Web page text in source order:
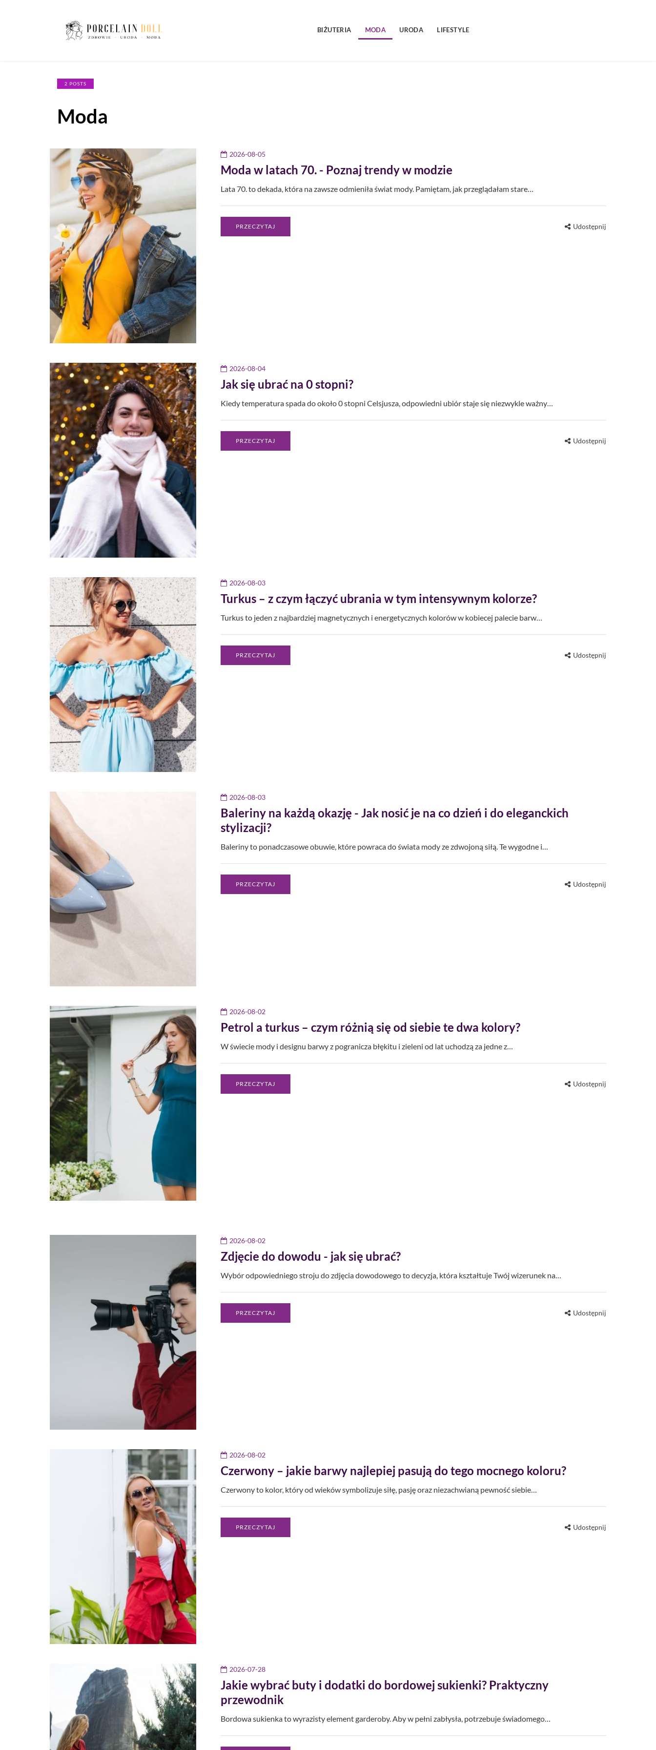
BIŻUTERIA MODA URODA LIFESTYLE
2 POSTS
Moda
2026-08-05
Moda w latach 70. - Poznaj trendy w modzie
Lata 70. to dekada, która na zawsze odmieniła świat mody. Pamiętam, jak przeglądałam stare…
PRZECZYTAJ Udostępnij
2026-08-04
Jak się ubrać na 0 stopni?
Kiedy temperatura spada do około 0 stopni Celsjusza, odpowiedni ubiór staje się niezwykle ważny…
PRZECZYTAJ Udostępnij
2026-08-03
Turkus – z czym łączyć ubrania w tym intensywnym kolorze?
Turkus to jeden z najbardziej magnetycznych i energetycznych kolorów w kobiecej palecie barw…
PRZECZYTAJ Udostępnij
2026-08-03
Baleriny na każdą okazję - Jak nosić je na co dzień i do eleganckich
stylizacji?
Baleriny to ponadczasowe obuwie, które powraca do świata mody ze zdwojoną siłą. Te wygodne i…
PRZECZYTAJ Udostępnij
2026-08-02
Petrol a turkus – czym różnią się od siebie te dwa kolory?
W świecie mody i designu barwy z pogranicza błękitu i zieleni od lat uchodzą za jedne z…
PRZECZYTAJ Udostępnij
2026-08-02
Zdjęcie do dowodu - jak się ubrać?
Wybór odpowiedniego stroju do zdjęcia dowodowego to decyzja, która kształtuje Twój wizerunek na…
PRZECZYTAJ Udostępnij
2026-08-02
Czerwony – jakie barwy najlepiej pasują do tego mocnego koloru?
Czerwony to kolor, który od wieków symbolizuje siłę, pasję oraz niezachwianą pewność siebie…
PRZECZYTAJ Udostępnij
2026-07-28
Jakie wybrać buty i dodatki do bordowej sukienki? Praktyczny
przewodnik
Bordowa sukienka to wyrazisty element garderoby. Aby w pełni zabłysła, potrzebuje świadomego…